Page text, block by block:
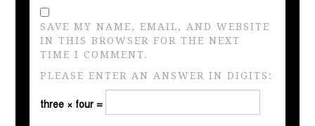
SAVE MY NAME, EMAIL, AND WEBSITE
IN THIS BROWSER FOR THE NEXT
TIME I COMMENT.
PLEASE ENTER AN ANSWER IN DIGITS:
three × four =